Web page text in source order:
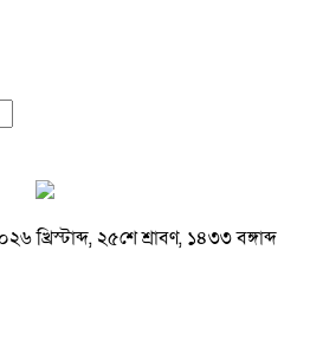
২৫শে শ্রাবণ, ১৪৩৩ বঙ্গাব্দ